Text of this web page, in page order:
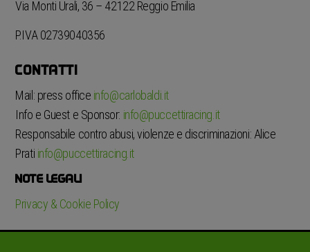
Via Monti Urali, 36 – 42122 Reggio Emilia
P.IVA 02739040356
CONTATTI
Mail: press office info@carlobaldi.it
Info e Guest e Sponsor: info@puccettiracing.it
Responsabile contro abusi, violenze e discriminazioni: Alice
Prati info@puccettiracing.it
NOTE LEGALI
Privacy & Cookie Policy